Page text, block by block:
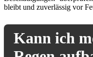
bleibt und zuverlässig vor
Kann ich